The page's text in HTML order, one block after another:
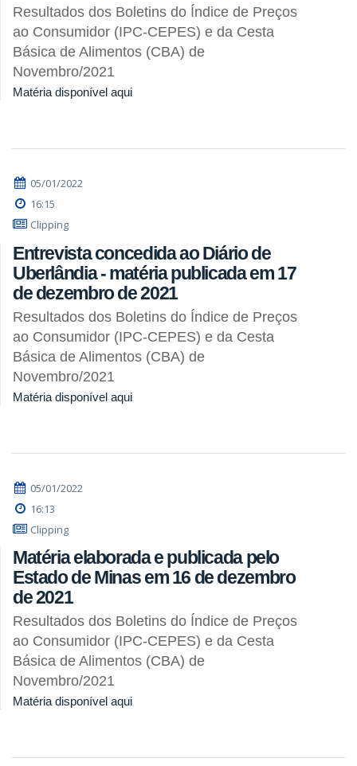
Resultados dos Boletins do Índice de Preços
ao Consumidor (IPC-CEPES) e da Cesta
Básica de Alimentos (CBA) de
Novembro/2021
Matéria disponível aqui
05/01/2022
16:15
Clipping
Entrevista concedida ao Diário de
Uberlândia - matéria publicada em 17
de dezembro de 2021
Resultados dos Boletins do Índice de Preços
ao Consumidor (IPC-CEPES) e da Cesta
Básica de Alimentos (CBA) de
Novembro/2021
Matéria disponível aqui
05/01/2022
16:13
Clipping
Matéria elaborada e publicada pelo
Estado de Minas em 16 de dezembro
de 2021
Resultados dos Boletins do Índice de Preços
ao Consumidor (IPC-CEPES) e da Cesta
Básica de Alimentos (CBA) de
Novembro/2021
Matéria disponível aqui